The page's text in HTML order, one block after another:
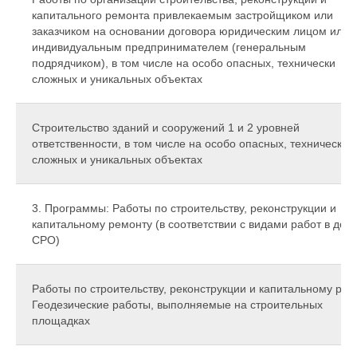
капитального ремонта привлекаемым застройщиком или
заказчиком на основании договора юридическим лицом или
индивидуальным предпринимателем (генеральным
подрядчиком), в том числе на особо опасных, технически
сложных и уникальных объектах
Строительство зданий и сооружений 1 и 2 уровней
ответственности, в том числе на особо опасных, технически
сложных и уникальных объектах
3. Программы: Работы по строительству, реконструкции и
капитальному ремонту (в соответствии с видами работ в
СРО)
Работы по строительству, реконструкции и капитальному
Геодезические работы, выполняемые на строительных
площадках